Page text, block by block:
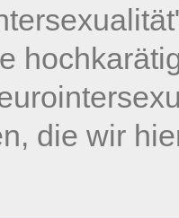
die wir